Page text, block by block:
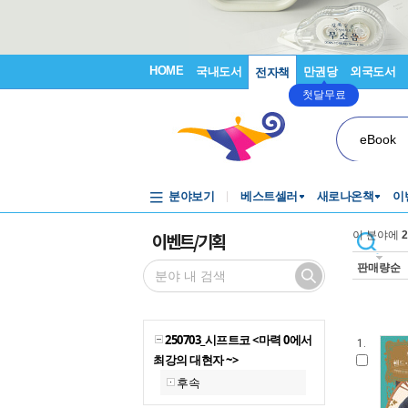
HOME 국내도서 전자책 만권당
첫달무료
외국도서
eBook
분야보기 베스트셀러 새로나온책 이
이벤트/기획
250703_시프트코 <마력 0에서
최강의 대현자 ~>
후속
이 분야에 2
판매량순
1.